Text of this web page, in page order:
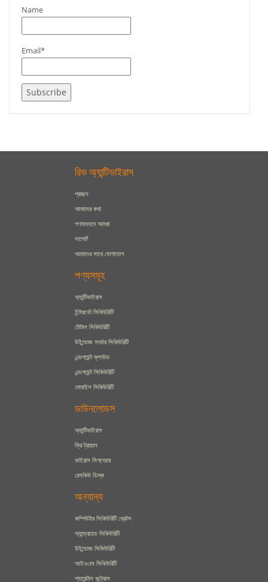
Name
Email*
রিভ অ্যান্টিভাইরাস
প্রচ্ছদ
আমাদের কথা
গণমাধ্যমে আমরা
সাপোর্ট
আমাদের সাথে যোগাযোগ
পণ্যসমূহ
অ্যান্টিভাইরাস
ইন্টারনেট সিকিউরিটি
টোটাল সিকিউরিটি
উইন্ডোজ সার্ভার সিকিউরিটি
এন্ডপয়েন্ট ক্লাউড
এন্ডপয়েন্ট সিকিউরিটি
মোবাইল সিকিউরিটি
ডাউনলোডস
অ্যান্টিভাইরাস
ফ্রি ট্রায়াল
ভাইরাস সিগনেচার
রেসকিউ ডিস্ক
অন্যান্য
কম্পিউটার সিকিউরিটি থ্রেটস
অ্যান্ড্রয়েড সিকিউরিটি
উইন্ডোজ সিকিউরিটি
আইওএস সিকিউরিটি
প্যারেন্টাল কন্ট্রোল